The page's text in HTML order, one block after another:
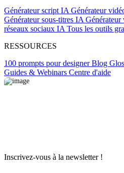
Générateur script IA Générateur
Générateur sous-titres IA
réseaux sociaux IA Tous les outils
RESSOURCES
100 prompts pour designerBlog
Guides & Webinars Centre d'aide
Inscrivez-vous à la newsletter !